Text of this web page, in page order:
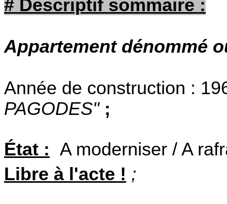
# Descriptif sommaire :
Appartement dénommé
Année de construction :
PAGODES" ;
État : A moderniser / A
Libre à l'acte ! ;